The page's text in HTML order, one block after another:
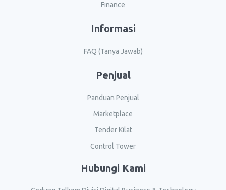
Finance
Informasi
FAQ (Tanya Jawab)
Penjual
Panduan Penjual
Marketplace
Tender Kilat
Control Tower
Hubungi Kami